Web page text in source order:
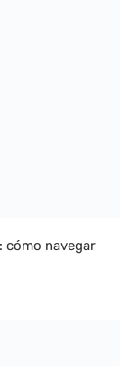
cómo navegar